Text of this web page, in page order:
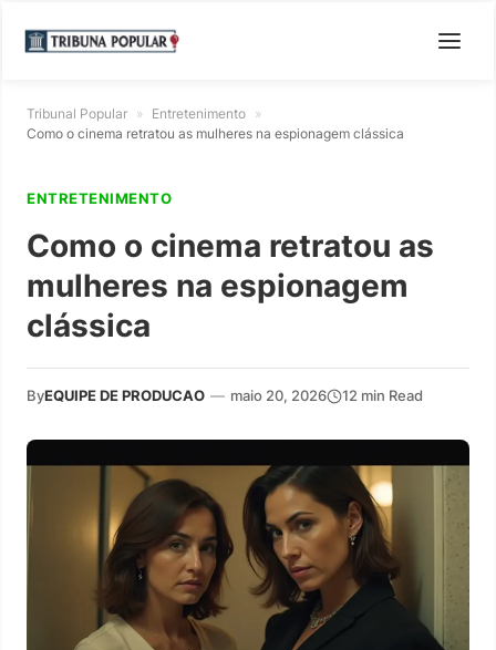
Tribunal Popular » Entretenimento »
Como o cinema retratou as mulheres na espionagem clássica
ENTRETENIMENTO
Como o cinema retratou as
mulheres na espionagem
clássica
ByEQUIPE DE PRODUCAO — maio 20, 2026 12 min Read